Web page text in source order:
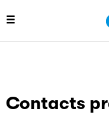
Contacts
Site officiel du